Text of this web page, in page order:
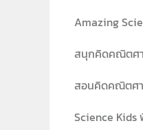
Amazing
สนุกคิดคณิตศ
สอนคิดคณิตศ
Science Kids